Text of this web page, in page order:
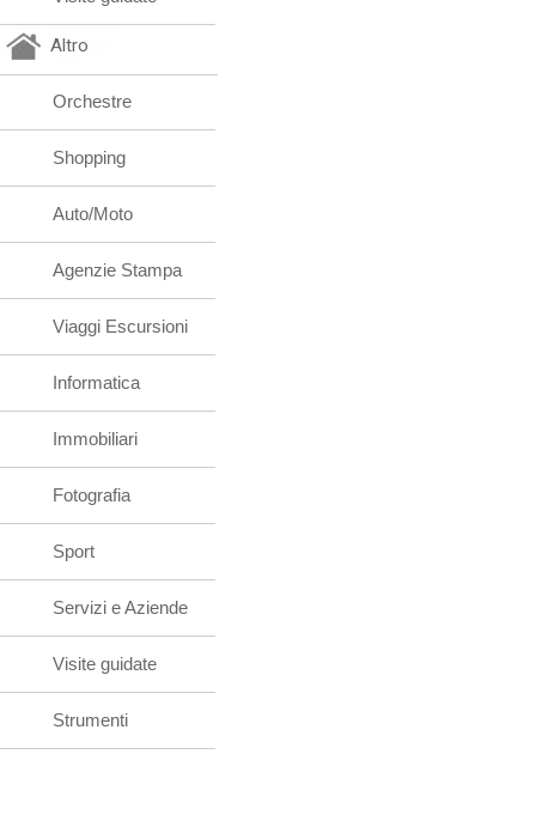
Altro
Orchestre
Shopping
Auto/Moto
Agenzie Stampa
Viaggi Escursioni
Informatica
Immobiliari
Fotografia
Sport
Servizi e Aziende
Visite guidate
Strumenti